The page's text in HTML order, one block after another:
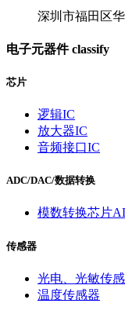
深圳市福田区
电子元器件classify
芯片
逻辑IC
放大器IC
音频接口IC
ADC/DAC/数据转换
模数转换芯片
传感器
光电、光敏传
温度传感器